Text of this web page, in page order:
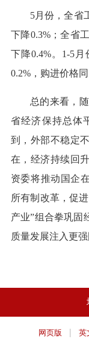
5月份，全省
下降0.3%；全省
下降0.4%。1-5
0.2%，购进价格同
总的来看，
省经济保持总体
到，外部不稳定
在，经济持续回
资委将推动国企
所有制改革，促
产业”组合拳巩固
质量发展注入更强
网页版 | 英